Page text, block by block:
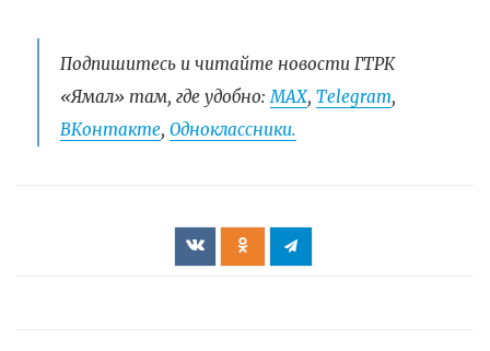
Подпишитесь и читайте новости ГТРК
«Ямал» там, где удобно:МАХ, Telegram,
ВКонтакте, Одноклассники.